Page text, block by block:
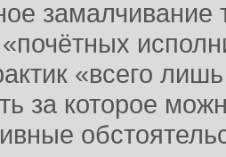
«всего
за которое